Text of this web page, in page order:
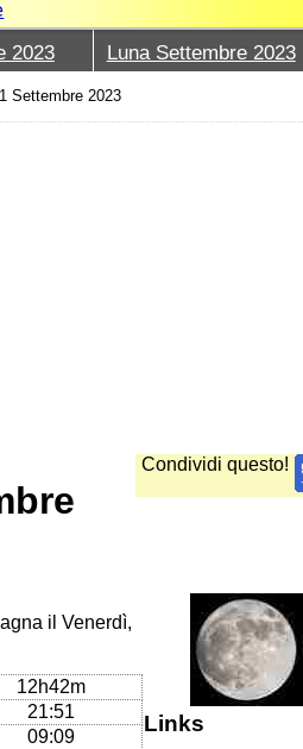
2023 Luna Settembre 2023
Settembre 2023
Condividi questo!
il Venerdì,
12h42m
21:51
09:09
Links